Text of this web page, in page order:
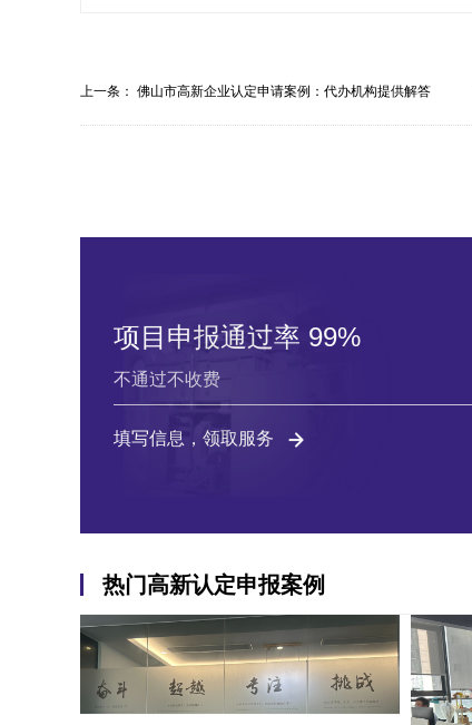
上一条： 佛山市高新企业认定申请案例：代办机构提供解答
项目申报通过率 99%
不通过不收费
填写信息，领取服务
热门高新认定申报案例